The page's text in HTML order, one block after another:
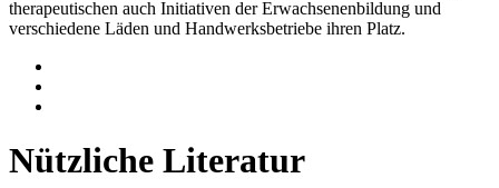
therapeutischen auch Initiativen der Erwachsenenbildung und
verschiedene Läden und Handwerksbetriebe ihren Platz.
Nützliche Literatur